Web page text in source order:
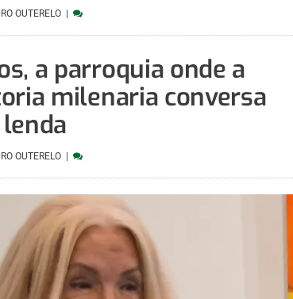
OUTERELO
a parroquia onde a
milenaria conversa
OUTERELO